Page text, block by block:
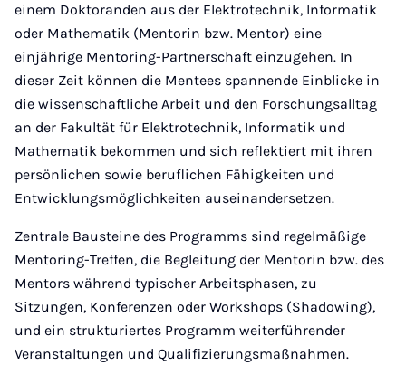
einem Doktoranden aus der Elektrotechnik, Informatik
oder Mathematik (Mentorin bzw. Mentor) eine
einjährige Mentoring-Partnerschaft einzugehen. In
dieser Zeit können die Mentees spannende Einblicke in
die wissenschaftliche Arbeit und den Forschungsalltag
an der Fakultät für Elektrotechnik, Informatik und
Mathematik bekommen und sich reflektiert mit ihren
persönlichen sowie beruflichen Fähigkeiten und
Entwicklungsmöglichkeiten auseinandersetzen.
Zentrale Bausteine des Programms sind regelmäßige
Mentoring-Treffen, die Begleitung der Mentorin bzw. des
Mentors während typischer Arbeitsphasen, zu
Sitzungen, Konferenzen oder Workshops (Shadowing),
und ein strukturiertes Programm weiterführender
Veranstaltungen und Qualifizierungsmaßnahmen.